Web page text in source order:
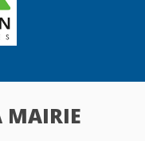
MAIRIE